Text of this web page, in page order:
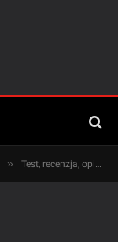
» Test, recenzja, opinia – Samsung Galaxy Tab S 8,4 (SM-T700) – Kontrowersyjnie – nie kolor i ekran, ale aplikacje i funkcje przekonują mnie do Taba S